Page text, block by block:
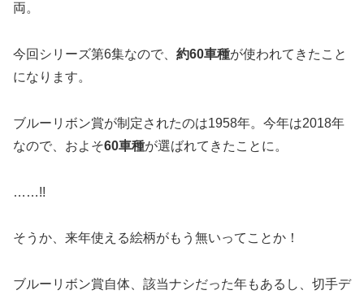
両。
今回シリーズ第6集なので、 約60車種が使われてきたこと
になります。
ブルーリボン賞が制定されたのは1958年。今年は2018年
なので、およそ60車種が選ばれてきたことに。
……!!
そうか、来年使える絵柄がもう無いってことか！
ブルーリボン賞自体、該当ナシだった年もあるし、切手デ